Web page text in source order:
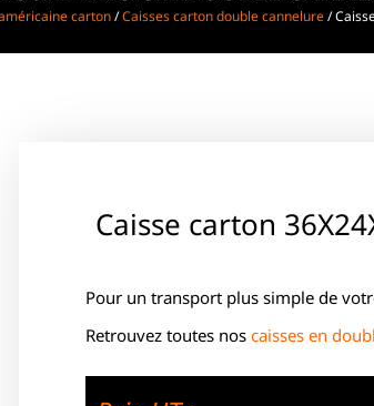
carton/Caisses carton double cannelure/
Caisse carton
Pour un transport plus simple de
Retrouvez toutes nos caisses en